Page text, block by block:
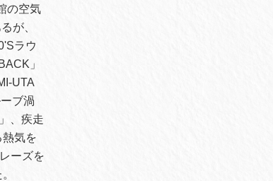
の空気
が、
ラウ
」
UTA
ブ渦
、疾走
気を
ーズを